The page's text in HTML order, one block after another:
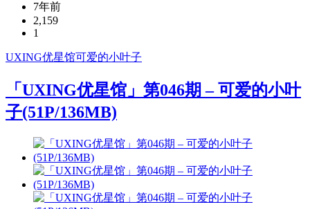
7年前
2,159
1
UXING优星馆可爱的小叶子
「UXING优星馆」第046期 – 可爱的小叶
子(51P/136MB)